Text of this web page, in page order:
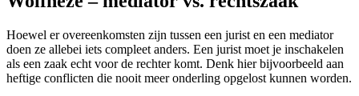
Hoewel er overeenkomsten zijn tussen een jurist en een mediator
doen ze allebei iets compleet anders. Een jurist moet je inschakelen
als een zaak echt voor de rechter komt. Denk hier bijvoorbeeld aan
heftige conflicten die nooit meer onderling opgelost kunnen worden.